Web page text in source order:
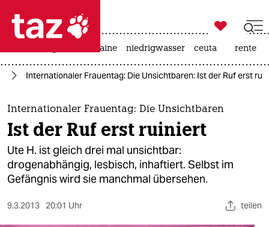
 taz zahl ich
taz zahl ich
themen
politik
öko
gesellschaft

taz zahl ich
krieg in der ukraine niedrigwasser ceuta rente
Internationaler Frauentag: Die Unsichtbaren: Ist der Ruf erst
Internationaler Frauentag: Die Unsichtbaren
Ist der Ruf erst ruiniert
Ute H. ist gleich drei mal unsichtbar:
drogenabhängig, lesbisch, inhaftiert. Selbst im
Gefängnis wird sie manchmal übersehen.
9.3.2013 20:01 Uhr teilen